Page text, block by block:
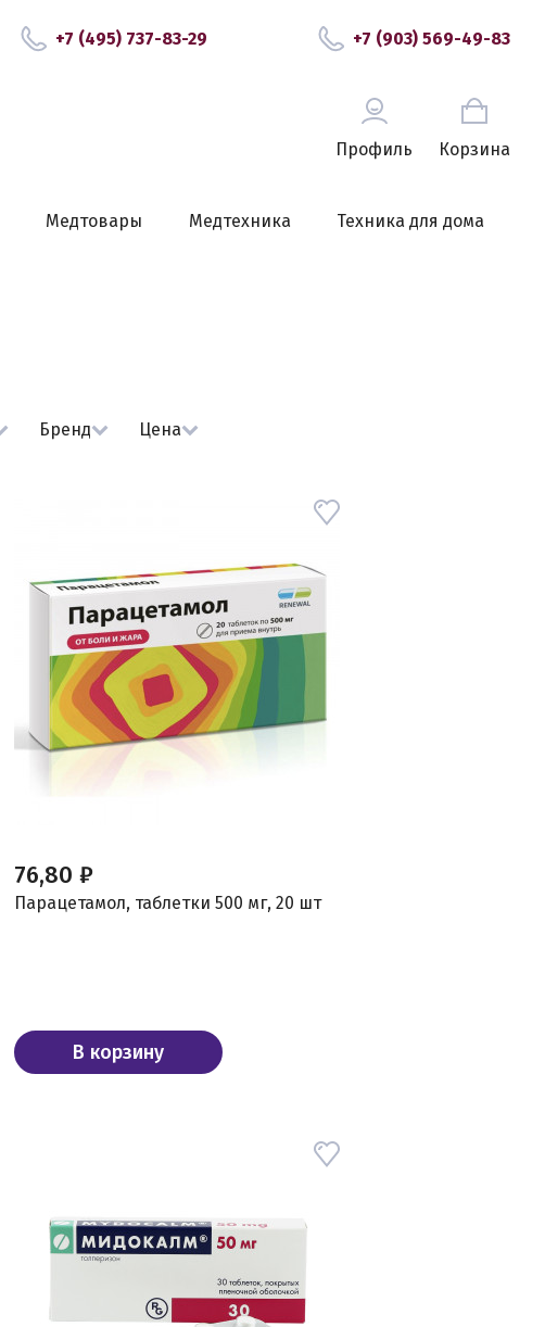
+7 (495) 737-83-29 +7 (903) 569-49-83
Профиль Корзина
Медтовары Медтехника Техника для дома
Бренд Цена
76,80 ₽
Парацетамол, таблетки 500 мг, 20 шт
В корзину